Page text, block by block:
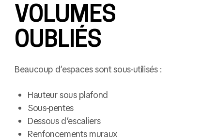
VOLUMES
OUBLIÉS
Beaucoup d’espaces sont sous-utilisés :
Hauteur sous plafond
Sous-pentes
Dessous d’escaliers
Renfoncements muraux